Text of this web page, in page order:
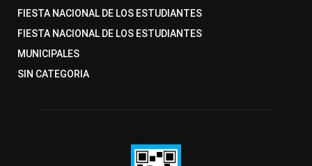
FIESTA NACIONAL DE LOS ESTUDIANTES
FIESTA NACIONAL DE LOS ESTUDIANTES
MUNICIPALES
SIN CATEGORIA